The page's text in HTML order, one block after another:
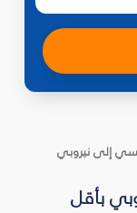
إلى نيروبي
بأقل